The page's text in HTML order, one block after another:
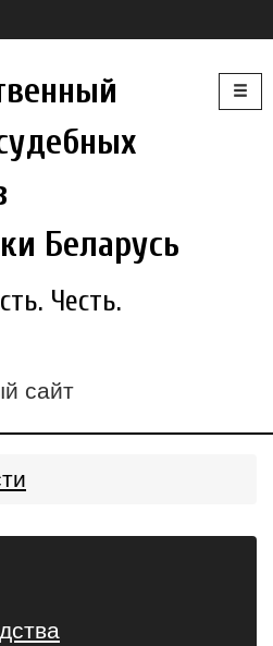
Беларусь
Честь.
сайт